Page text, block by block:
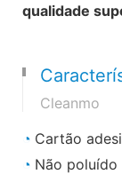
qualidade
Cleanmo
◔ Cartão
◔ Não